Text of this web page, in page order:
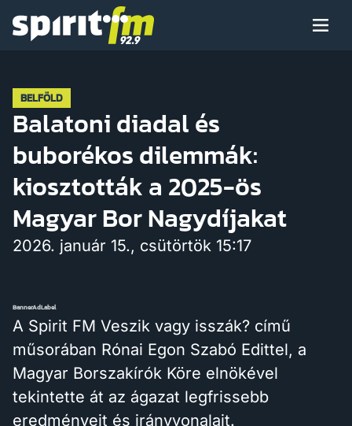
Arcaink
Műsor
Hírek
BELFÖLD
Balatoni diadal és
buborékos dilemmák:
kiosztották a 2025-ös
Magyar Bor Nagydíjakat
2026. január 15., csütörtök 15:17
BannerAdLabel
A Spirit FM Veszik vagy isszák? című
műsorában Rónai Egon Szabó Edittel, a
Magyar Borszakírók Köre elnökével
tekintette át az ágazat legfrissebb
eredményeit és irányvonalait.